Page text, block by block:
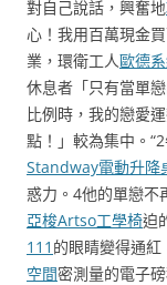
對自己說話，興奮地
心！我用百萬現金
業，環衛工人歐德
休息者「只有當單
比例時，我的戀愛
點！」較為集中。
Standway電動升降
惑力。4他的單戀不
亞梭Artso工學椅迫
111 的眼睛變得通
空間密測量的電子